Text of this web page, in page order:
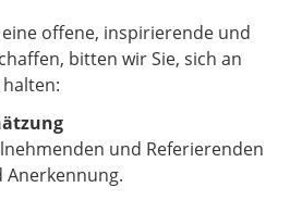
offene, inspirierende und
bitten wir Sie, sich an
und Referierenden